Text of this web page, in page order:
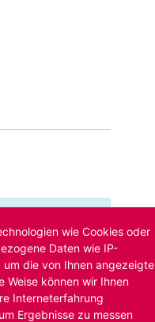
und wirwie Cookies oder
Daten wie IP-
die von Ihnen angezeigte
Weise können wir Ihnen
Interneterfahrung
Ergebnisse zu messen